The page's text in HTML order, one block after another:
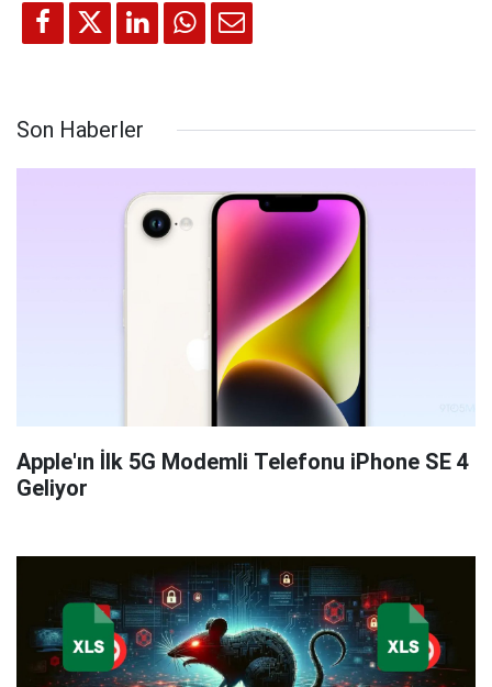
Son Haberler
Apple'ın İlk 5G Modemli Telefonu iPhone SE 4
Geliyor